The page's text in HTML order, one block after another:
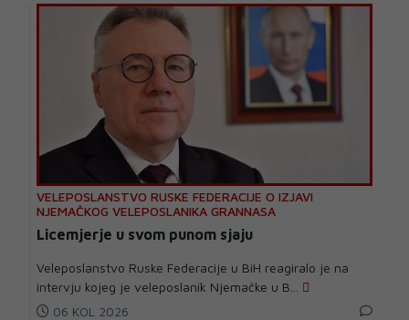
VELEPOSLANSTVO RUSKE FEDERACIJE O IZJAVI
NJEMAČKOG VELEPOSLANIKA GRANNASA
Licemjerje u svom punom sjaju
Veleposlanstvo Ruske Federacije u BiH reagiralo je na
intervju kojeg je veleposlanik Njemačke u B...
06 KOL 2026